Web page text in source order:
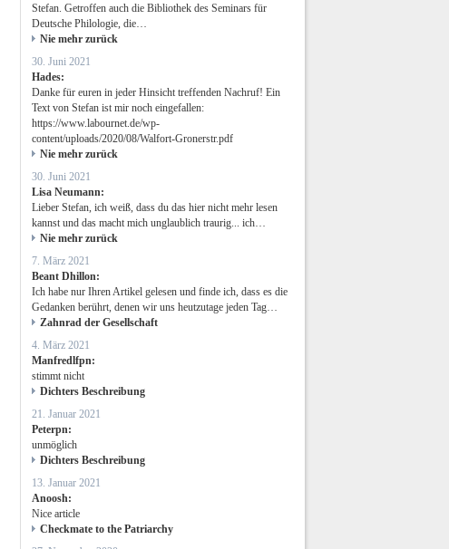
Stefan. Getroffen auch die Bibliothek des Seminars für
Deutsche Philologie, die…
Nie mehr zurück
30. Juni 2021
Hades:
Danke für euren in jeder Hinsicht treffenden Nachruf! Ein
Text von Stefan ist mir noch eingefallen:
https://www.labournet.de/wp-
content/uploads/2020/08/Walfort-Gronerstr.pdf
Nie mehr zurück
30. Juni 2021
Lisa Neumann:
Lieber Stefan, ich weiß, dass du das hier nicht mehr lesen
kannst und das macht mich unglaublich traurig... ich…
Nie mehr zurück
7. März 2021
Beant Dhillon:
Ich habe nur Ihren Artikel gelesen und finde ich, dass es die
Gedanken berührt, denen wir uns heutzutage jeden Tag…
Zahnrad der Gesellschaft
4. März 2021
Manfredlfpn:
stimmt nicht
Dichters Beschreibung
21. Januar 2021
Peterpn:
unmöglich
Dichters Beschreibung
13. Januar 2021
Anoosh:
Nice article
Checkmate to the Patriarchy